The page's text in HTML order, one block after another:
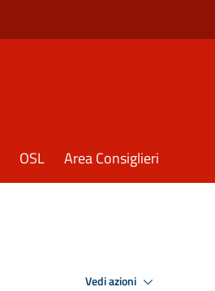
OSL Area Consiglieri
Vedi azioni